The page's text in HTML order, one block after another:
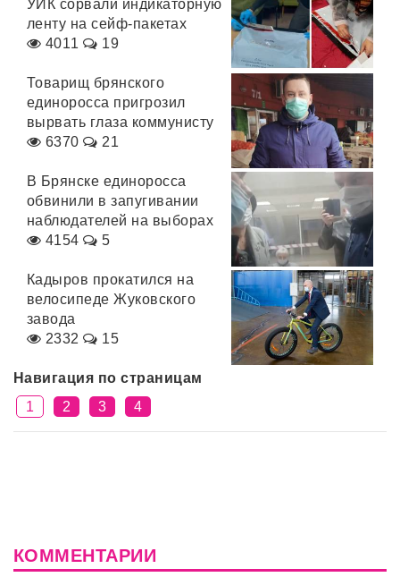
УИК сорвали индикаторную
ленту на сейф-пакетах
4011
19
Товарищ брянского
единоросса пригрозил
вырвать глаза коммунисту
6370
21
В Брянске единоросса
обвинили в запугивании
наблюдателей на выборах
4154
5
Кадыров прокатился на
велосипеде Жуковского
завода
2332
15
Навигация по страницам
1
2 3 4
КОММЕНТАРИИ